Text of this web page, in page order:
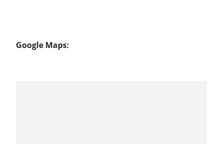
Google Maps: